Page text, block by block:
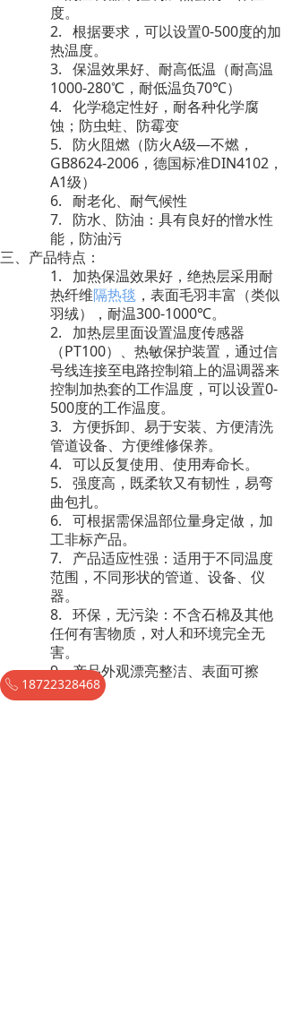
度。
2. 根据要求，可以设置0-500度的加
热温度。
3. 保温效果好、耐高低温（耐高温
1000-280℃ ，耐低温负70℃）
4.
化学稳定性好，耐各种化学腐
蚀；防虫蛀、防霉变
5. 防火阻燃（防火A级—不燃，
GB8624-2006 ，德国标准DIN4102 ，
A1级）
6. 耐老化、耐气候性
7.
防水、防油：具有良好的憎水性
能，防油污
三、产品特点：
1.
加热保温效果好，绝热层采用耐
热纤维隔热毯 ，表面毛羽丰富（类似
羽绒），耐温300-1000℃。
2.
加热层里面设置温度传感器
（PT100）、热敏保护装置，通过信
号线连接至电路控制箱上的温调器来
控制加热套的工作温度，可以设置0-
500度的工作温度。
3.
方便拆卸、易于安装、方便清洗
管道设备、方便维修保养。
4. 可以反复使用、使用寿命长。
5.
强度高，既柔软又有韧性，易弯
曲包扎。
6.
可根据需保温部位量身定做，加
工非标产品。
7.
产品适应性强：适用于不同温度
范围，不同形状的管道、设备、仪
器。
8.
环保，无污染：不含石棉及其他
任何有害物质，对人和环境完全无
害。
9.产品外观漂亮整洁、表面可擦
洗。
ꂅ 18722328468